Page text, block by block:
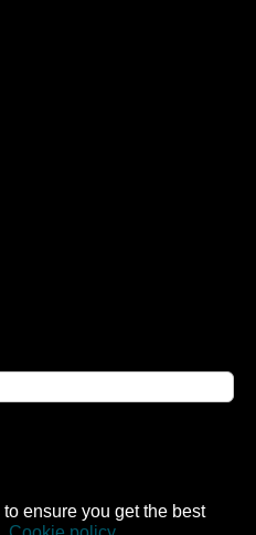
ensure you get the best